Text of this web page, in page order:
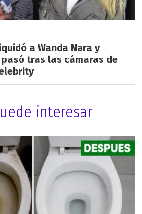
a Wanda Nara y
tras las cámaras de
interesar